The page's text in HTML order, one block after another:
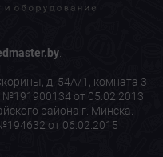
.
д. 54А/1, комната 3
№191900134 от 05.02.2013
района г. Минска.
от 06.02.2015